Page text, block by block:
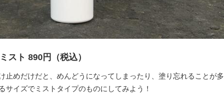
スト 890円（税込）
止めだけだと、めんどうになってしまったり、塗り忘れることが多
サイズでミストタイプのものにしてみよう！